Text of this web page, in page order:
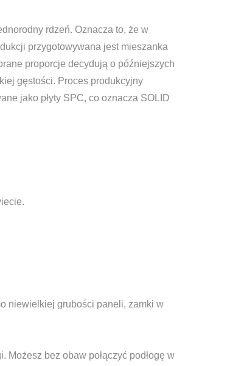
rdzeń. Oznacza to, że w
przygotowywana jest mieszanka
proporcje decydują o późniejszych
gęstości. Proces produkcyjny
jako płyty SPC, co oznacza SOLID
niewielkiej grubości paneli, zamki w
Możesz bez obaw połączyć podłogę w